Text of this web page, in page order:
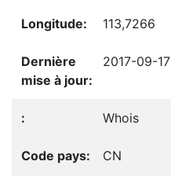
113,7266
2017-09-17
Whois
CN